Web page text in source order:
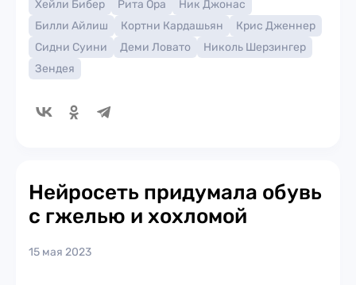
Хейли Бибер Рита Ора
Ник Джонас
Билли Айлиш
Кортни Кардашьян
Крис Дженнер
Сидни Суини
Деми Ловато
Николь Шерзингер
Зендея
Нейросеть придумала обувь
с гжелью и хохломой
15 мая 2023